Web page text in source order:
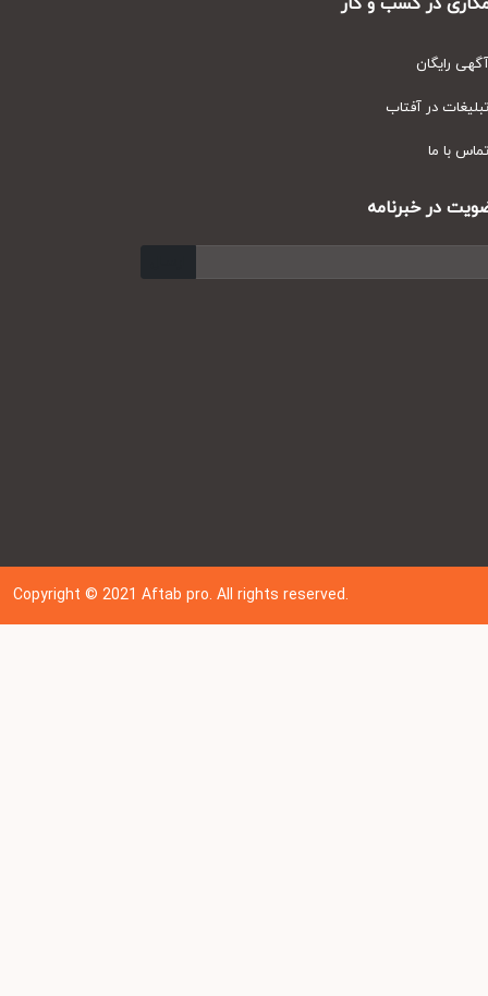
رایگان
در آفتاب
با ما
در خبرنامه
Copyright © 202 1Aftab pro. All rights reserved.